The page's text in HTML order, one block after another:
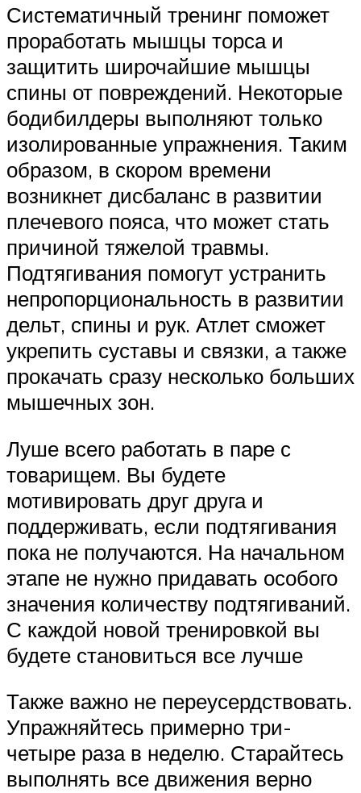
Систематичный тренинг поможет
проработать мышцы торса и
защитить широчайшие мышцы
спины от повреждений. Некоторые
бодибилдеры выполняют только
изолированные упражнения. Таким
образом, в скором времени
возникнет дисбаланс в развитии
плечевого пояса, что может стать
причиной тяжелой травмы.
Подтягивания помогут устранить
непропорциональность в развитии
дельт, спины и рук. Атлет сможет
укрепить суставы и связки, а также
прокачать сразу несколько больших
мышечных зон.
Луше всего работать в паре с
товарищем. Вы будете
мотивировать друг друга и
поддерживать, если подтягивания
пока не получаются. На начальном
этапе не нужно придавать особого
значения количеству подтягиваний.
С каждой новой тренировкой вы
будете становиться все лучше
Также важно не переусердствовать.
Упражняйтесь примерно три-
четыре раза в неделю. Старайтесь
выполнять все движения верно